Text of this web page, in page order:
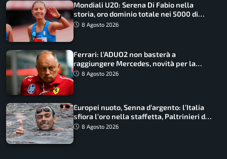
Mondiali U20: Serena Di Fabio nella
storia, oro dominio totale nei 5000 di
marcia
8 Agosto 2026
Ferrari: l’ADUO2 non basterà a
raggiungere Mercedes, novità per la
Macarena
8 Agosto 2026
Europei nuoto, Senna d’argento: l’Italia
sfiora l’oro nella staffetta, Paltrinieri da
urlo, il bilancio azzurro
8 Agosto 2026